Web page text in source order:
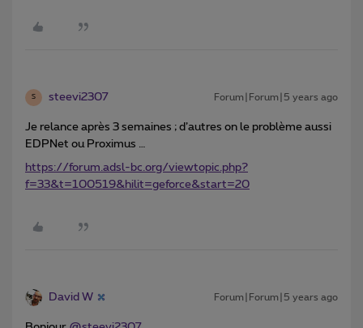
S steevi2307 Forum|Forum|5 years ago
Je relance après 3 semaines ; d’autres on le problème aussi
EDPNet ou Proximus …
https://forum.adsl-bc.org/viewtopic.php?
f=33&t=100519&hilit=geforce&start=20
David W Forum|Forum|5 years ago